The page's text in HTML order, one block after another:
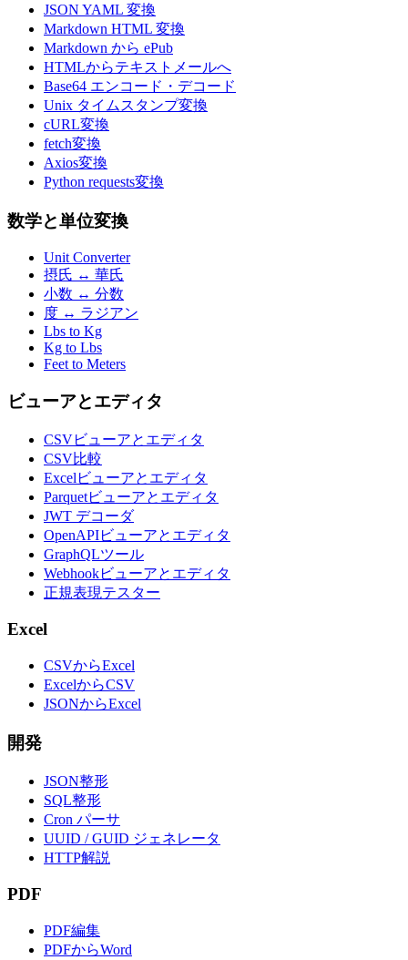
JSON YAML 変換
Markdown HTML 変換
Markdown から ePub
HTMLからテキストメールへ
Base64 エンコード・デコード
Unix タイムスタンプ変換
cURL変換
fetch変換
Axios変換
Python requests変換
数学と単位変換
Unit Converter
摂氏 ↔ 華氏
小数 ↔ 分数
度 ↔ ラジアン
Lbs to Kg
Kg to Lbs
Feet to Meters
ビューアとエディタ
CSVビューアとエディタ
CSV比較
Excelビューアとエディタ
Parquetビューアとエディタ
JWT デコーダ
OpenAPIビューアとエディタ
GraphQLツール
Webhookビューアとエディタ
正規表現テスター
Excel
CSVからExcel
ExcelからCSV
JSONからExcel
開発
JSON整形
SQL整形
Cron パーサ
UUID / GUID ジェネレータ
HTTP解説
PDF
PDF編集
PDFからWord